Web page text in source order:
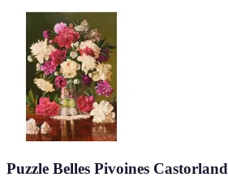
Puzzle Belles Pivoines Castorland